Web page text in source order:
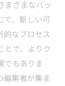
まざまなバッ
て、新しい可
的なプロセス
とで、よりク
でもありま
編集者が集ま